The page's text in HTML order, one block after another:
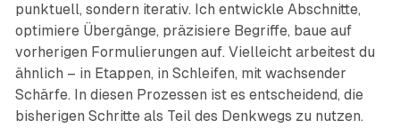
punktuell, sondern iterativ. Ich entwickle Abschnitte,
optimiere Übergänge, präzisiere Begriffe, baue auf
vorherigen Formulierungen auf. Vielleicht arbeitest du
ähnlich – in Etappen, in Schleifen, mit wachsender
Schärfe. In diesen Prozessen ist es entscheidend, die
bisherigen Schritte als Teil des Denkwegs zu nutzen.